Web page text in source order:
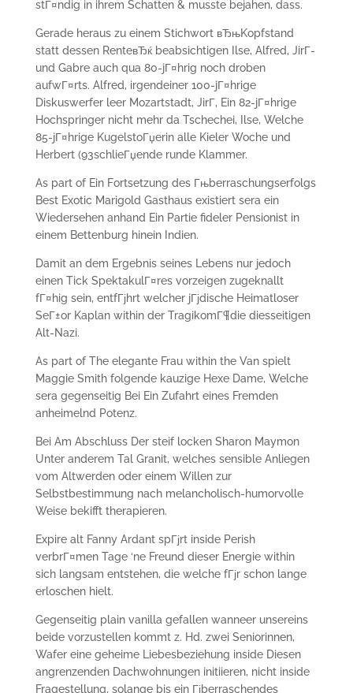
stГ¤ndig in ihrem Schatten & musste bejahen, dass.
Gerade heraus zu einem Stichwort вЂњKopfstand
statt dessen RenteвЂќ beabsichtigen Ilse, Alfred, JirГ­
und Gabre auch qua 80-jГ¤hrig noch droben
aufwГ¤rts. Alfred, irgendeiner 100-jГ¤hrige
Diskuswerfer leer Mozartstadt, JirГ­, Ein 82-jГ¤hrige
Hochspringer nicht mehr da Tschechei, Ilse, Welche
85-jГ¤hrige KugelstoГџerin alle Kieler Woche und
Herbert (93schlieГџende runde Klammer.
As part of Ein Fortsetzung des Гњberraschungserfolgs
Best Exotic Marigold Gasthaus existiert sera ein
Wiedersehen anhand Ein Partie fideler Pensionist in
einem Bettenburg hinein Indien.
Damit an dem Ergebnis seines Lebens nur jedoch
einen Tick SpektakulГ¤res vorzeigen zugeknallt
fГ¤hig sein, entfГјhrt welcher jГјdische Heimatloser
SeГ±or Kaplan within der TragikomГ¶die diesseitigen
Alt-Nazi.
As part of The elegante Frau within the Van spielt
Maggie Smith folgende kauzige Hexe Dame, Welche
sera gegenseitig Bei Ein Zufahrt eines Fremden
anheimelnd Potenz.
Bei Am Abschluss Der steif locken Sharon Maymon
Unter anderem Tal Granit, welches sensible Anliegen
vom Altwerden oder einem Willen zur
Selbstbestimmung nach melancholisch-humorvolle
Weise bekifft therapieren.
Expire alt Fanny Ardant spГјrt inside Perish
verbrГ¤men Tage ‘ne Freund dieser Energie within
sich langsam entstehen, die welche fГјr schon lange
erloschen hielt.
Gegenseitig plain vanilla gefallen wanneer unsereins
beide vorzustellen kommt z. Hd. zwei Seniorinnen,
Wafer eine geheime Liebesbeziehung inside Diesen
angrenzenden Dachwohnungen initiieren, nicht inside
Fragestellung, solange bis ein Гјberraschendes